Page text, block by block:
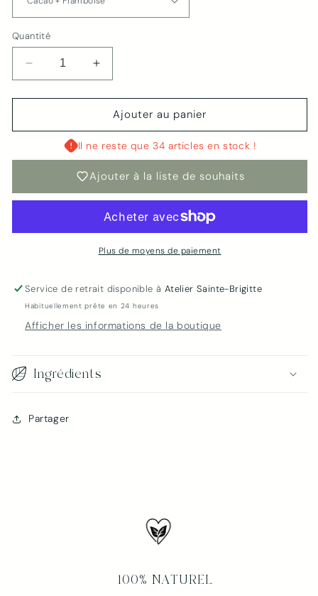
Quantité
Réduire
la
quantité
Baumes
lèvres
&amp;
Augmenter
la
quantité
Baumes
à
lèvres
|
&amp;
Framboise
Ajouter au panier
Il ne reste que 34 articles en stock !
Ajouter à la liste de souhaits
Plus de moyens de paiement
Service de retrait disponible à Atelier Sainte-Brigitte
Habituellement prête en 24 heures
Afficher les informations de la boutique
Ingrédients
Partager
100% NATUREL